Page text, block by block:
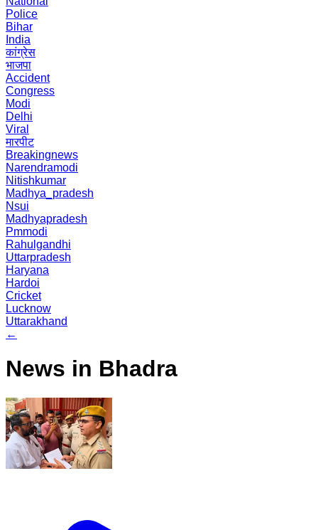
Police
Bihar
India
कांग्रेस
भाजपा
Accident
Congress
Modi
Delhi
Viral
मारपीट
Breakingnews
Narendramodi
Nitishkumar
Madhya_pradesh
Nsui
Madhyapradesh
Pmmodi
Rahulgandhi
Uttarpradesh
Haryana
Hardoi
Cricket
Lucknow
Uttarakhand
←
News in Bhadra